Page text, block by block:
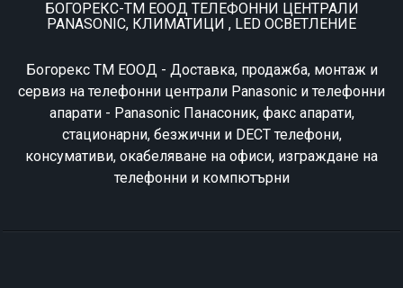
БОГОРЕКС-ТМ ЕООД ТЕЛЕФОННИ ЦЕНТРАЛИ
PANASONIC, КЛИМАТИЦИ , LED ОСВЕТЛЕНИЕ
Богорекс ТМ ЕООД - Доставка, продажба, монтаж и
сервиз на телефонни централи Panasonic и телефонни
апарати - Panasonic Панасоник, факс апарати,
стационарни, безжични и DECT телефони,
консумативи, окабеляване на офиси, изграждане на
телефонни и компютърни